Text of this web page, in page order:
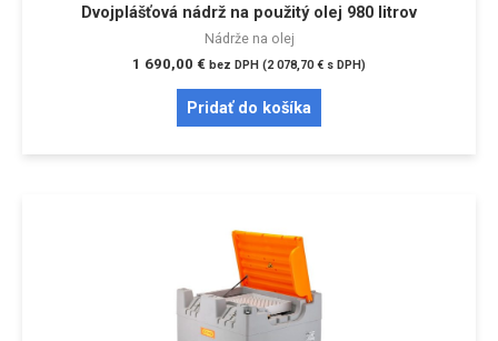
Dvojplášťová nádrž na použitý olej 980 litrov
Nádrže na olej
1 690,00 € bez DPH (2 078,70€ s DPH)
Pridať do košíka